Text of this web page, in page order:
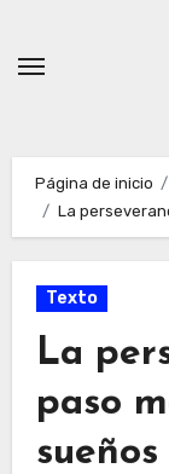
contenido
Página de inicio
La
Texto
La
paso
sueños